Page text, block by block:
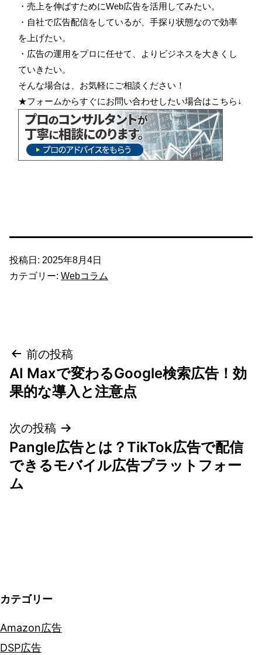
・売上を伸ばすためにWeb広告を活用してみたい。
・自社で広告配信をしているが、手探り状態なので効率
を上げたい。
・広告の運用をプロに任せて、よりビジネスを大きくし
ていきたい。
そんな場合は、お気軽にご相談ください！
★フォームからすぐにお問い合わせしたい場合はこちら↓
投稿日: 2025年8月4日
カテゴリー: Webコラム
投
稿
ビ
ゲ
ー
前の投稿
AI Maxで変わるGoogle検索広告！効
果的な導入と注意点
次の投稿
Pangle広告とは？TikTok広告で配信
できるモバイル広告プラットフォー
ム
カテゴリー
Amazon広告
DSP広告